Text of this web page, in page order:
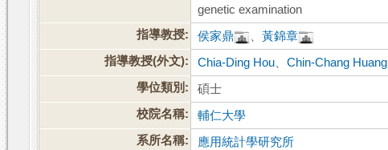
genetic examination
指導教授:
侯家鼎 、黃錦章
指導教授(外文):
Chia-Ding Hou 、Chin-Chang Huang
學位類別:
碩士
校院名稱:
輔仁大學
系所名稱:
應用統計學研究所